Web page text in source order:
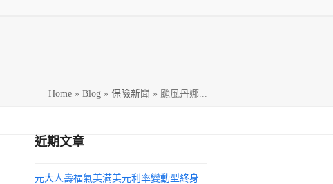
Home » Blog » 保險新聞 » 颱風丹娜...
近期文章
元大人壽福氣美滿美元利率變動型終身